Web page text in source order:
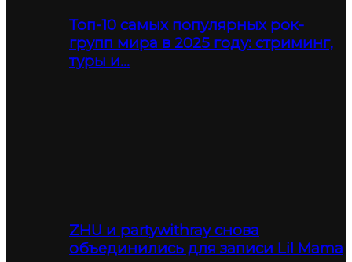
Топ-10 самых популярных рок-
групп мира в 2025 году: стриминг,
туры и…
ZHU и partywithray снова
объединились для записи Lil Mama